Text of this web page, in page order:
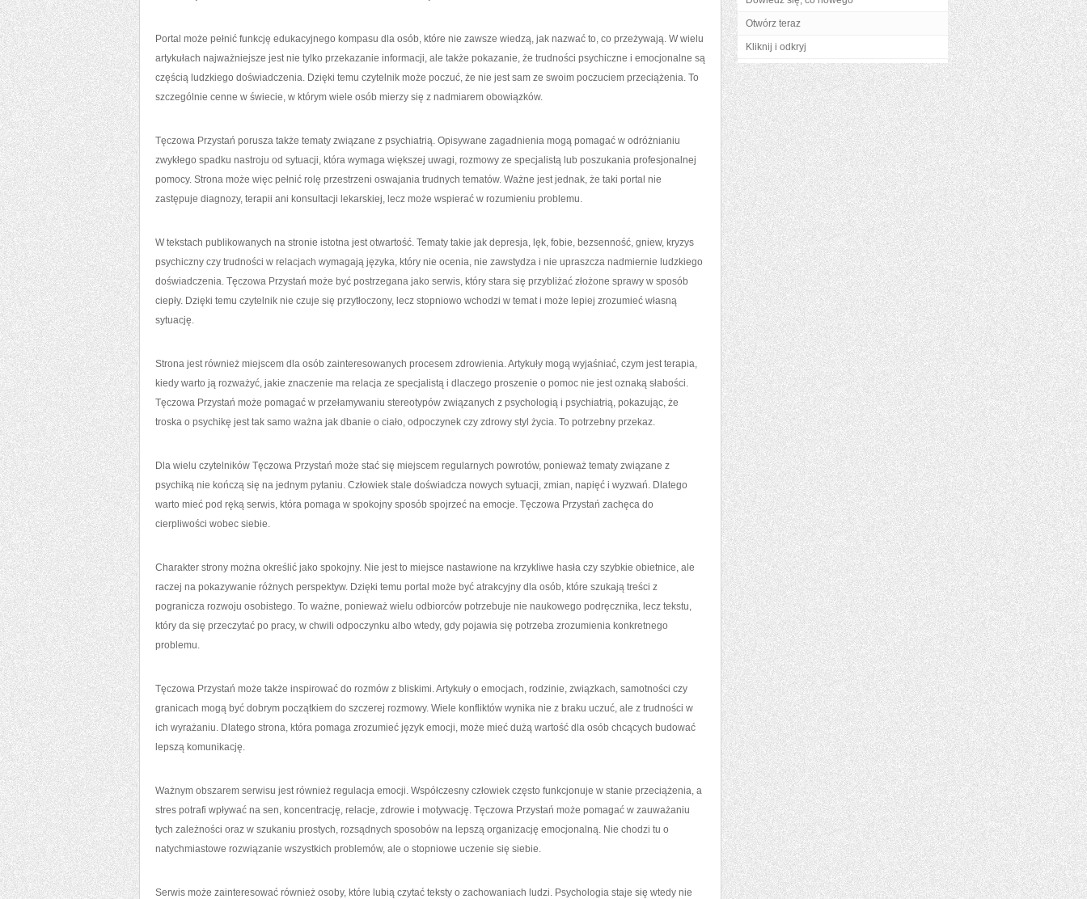
Portal może pełnić funkcję edukacyjnego kompasu dla osób, które nie zawsze wiedzą, jak nazwać to, co przeżywają. W wielu
artykułach najważniejsze jest nie tylko przekazanie informacji, ale także pokazanie, że trudności psychiczne i emocjonalne są
częścią ludzkiego doświadczenia. Dzięki temu czytelnik może poczuć, że nie jest sam ze swoim poczuciem przeciążenia. To
szczególnie cenne w świecie, w którym wiele osób mierzy się z nadmiarem obowiązków.
Tęczowa Przystań porusza także tematy związane z psychiatrią. Opisywane zagadnienia mogą pomagać w odróżnianiu
zwykłego spadku nastroju od sytuacji, która wymaga większej uwagi, rozmowy ze specjalistą lub poszukania profesjonalnej
pomocy. Strona może więc pełnić rolę przestrzeni oswajania trudnych tematów. Ważne jest jednak, że taki portal nie
zastępuje diagnozy, terapii ani konsultacji lekarskiej, lecz może wspierać w rozumieniu problemu.
W tekstach publikowanych na stronie istotna jest otwartość. Tematy takie jak depresja, lęk, fobie, bezsenność, gniew, kryzys
psychiczny czy trudności w relacjach wymagają języka, który nie ocenia, nie zawstydza i nie upraszcza nadmiernie ludzkiego
doświadczenia. Tęczowa Przystań może być postrzegana jako serwis, który stara się przybliżać złożone sprawy w sposób
ciepły. Dzięki temu czytelnik nie czuje się przytłoczony, lecz stopniowo wchodzi w temat i może lepiej zrozumieć własną
sytuację.
Strona jest również miejscem dla osób zainteresowanych procesem zdrowienia. Artykuły mogą wyjaśniać, czym jest terapia,
kiedy warto ją rozważyć, jakie znaczenie ma relacja ze specjalistą i dlaczego proszenie o pomoc nie jest oznaką słabości.
Tęczowa Przystań może pomagać w przełamywaniu stereotypów związanych z psychologią i psychiatrią, pokazując, że
troska o psychikę jest tak samo ważna jak dbanie o ciało, odpoczynek czy zdrowy styl życia. To potrzebny przekaz.
Dla wielu czytelników Tęczowa Przystań może stać się miejscem regularnych powrotów, ponieważ tematy związane z
psychiką nie kończą się na jednym pytaniu. Człowiek stale doświadcza nowych sytuacji, zmian, napięć i wyzwań. Dlatego
warto mieć pod ręką serwis, która pomaga w spokojny sposób spojrzeć na emocje. Tęczowa Przystań zachęca do
cierpliwości wobec siebie.
Charakter strony można określić jako spokojny. Nie jest to miejsce nastawione na krzykliwe hasła czy szybkie obietnice, ale
raczej na pokazywanie różnych perspektyw. Dzięki temu portal może być atrakcyjny dla osób, które szukają treści z
pogranicza rozwoju osobistego. To ważne, ponieważ wielu odbiorców potrzebuje nie naukowego podręcznika, lecz tekstu,
który da się przeczytać po pracy, w chwili odpoczynku albo wtedy, gdy pojawia się potrzeba zrozumienia konkretnego
problemu.
Tęczowa Przystań może także inspirować do rozmów z bliskimi. Artykuły o emocjach, rodzinie, związkach, samotności czy
granicach mogą być dobrym początkiem do szczerej rozmowy. Wiele konfliktów wynika nie z braku uczuć, ale z trudności w
ich wyrażaniu. Dlatego strona, która pomaga zrozumieć język emocji, może mieć dużą wartość dla osób chcących budować
lepszą komunikację.
Ważnym obszarem serwisu jest również regulacja emocji. Współczesny człowiek często funkcjonuje w stanie przeciążenia, a
stres potrafi wpływać na sen, koncentrację, relacje, zdrowie i motywację. Tęczowa Przystań może pomagać w zauważaniu
tych zależności oraz w szukaniu prostych, rozsądnych sposobów na lepszą organizację emocjonalną. Nie chodzi tu o
natychmiastowe rozwiązanie wszystkich problemów, ale o stopniowe uczenie się siebie.
Serwis może zainteresować również osoby, które lubią czytać teksty o zachowaniach ludzi. Psychologia staje się wtedy nie
Otwórz teraz
Kliknij i odkryj